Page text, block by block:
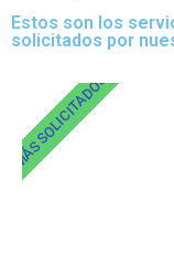
Estos son los
solicitados por
MÁS SOLICITADOS